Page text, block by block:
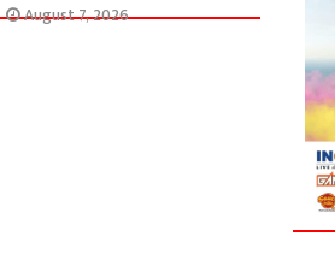
August 7, 2026